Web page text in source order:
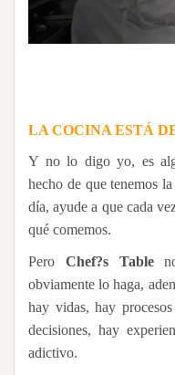
LA COCINA ESTÁ
Y no lo digo yo, es
hecho de que tenemos
día, ayude a que cada
qué comemos.
Pero Chef?s Tableno
obviamente lo haga,
hay vidas, hay
decisiones, hay
adictivo.